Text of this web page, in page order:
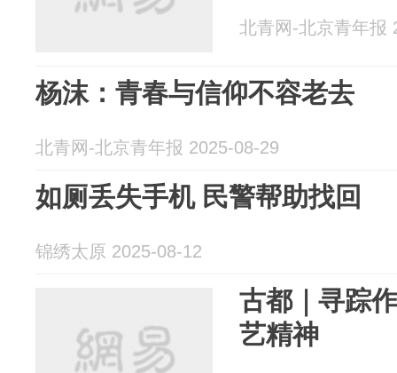
北青网-北京青年报
杨沫：青春与信仰不容老去
北青网-北京青年报 2025-08-29
如厕丢失手机 民警帮助找回
锦绣太原 2025-08-12
古都｜寻踪
艺精神